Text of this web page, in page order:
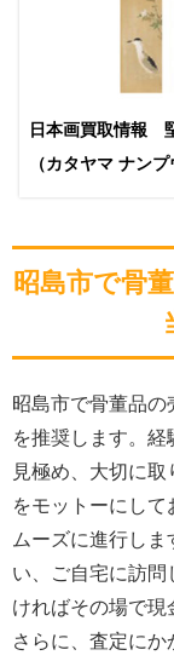
日本画買取情報
（カタヤマ ナン
昭島市で骨
昭島市で骨董品の
を推奨します。
見極め、大切に
をモットーにし
ムーズに進行し
い、ご自宅に訪
ければその場で現
さらに、査定に